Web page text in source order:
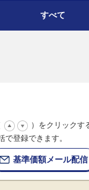
すべて
）をクリックす
登録できます。
基準価額メール配信